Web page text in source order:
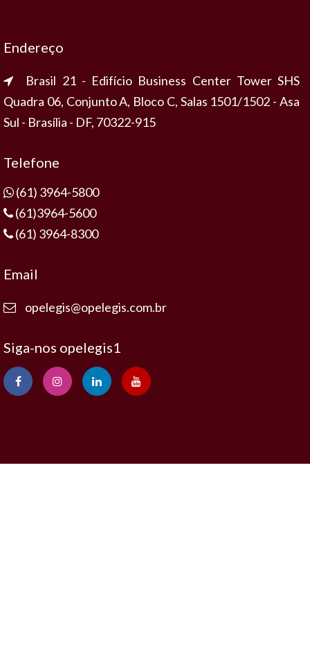
Endereço
Brasil 21 - Edifício Business Center Tower SHS
Quadra 06, Conjunto A, Bloco C, Salas 1501/1502 - Asa
Sul - Brasília - DF, 70322-915
Telefone
(61) 3964-5800
(61)3964-5600
(61) 3964-8300
Email
opelegis@opelegis.com.br
Siga-nos opelegis1